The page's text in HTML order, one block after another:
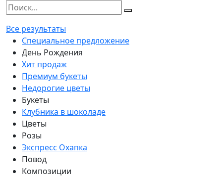
Все результаты
Специальное предложение
День Рождения
Хит продаж
Премиум букеты
Недорогие цветы
Букеты
Клубника в шоколаде
Цветы
Розы
Экспресс Охапка
Повод
Композиции